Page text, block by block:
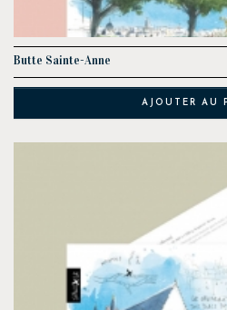
AJOUTER AU
Butte Sainte-Anne